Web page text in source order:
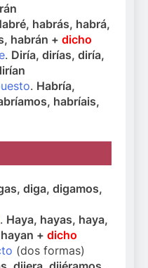
habrás, habrá,
habrán + dicho
. Diría, dirías, diría,
. Habría,
habríais,
diga, digamos,
. Haya, hayas, haya,
+ dicho
(dos formas)